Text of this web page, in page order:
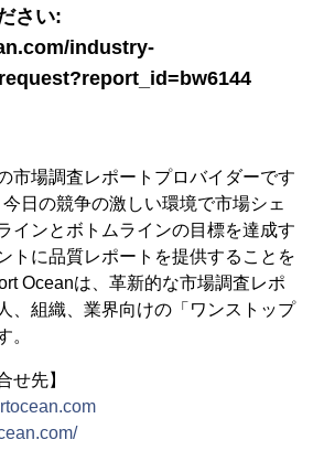
さい:
industry-
市場調査レポートプロバイダーです
日の競争の激しい環境で市場シェ
インとボトムラインの目標を達成す
トに品質レポートを提供することを
Oceanは、革新的な市場調査レポ
、組織、業界向けの「ワンストップ
。
せ先】